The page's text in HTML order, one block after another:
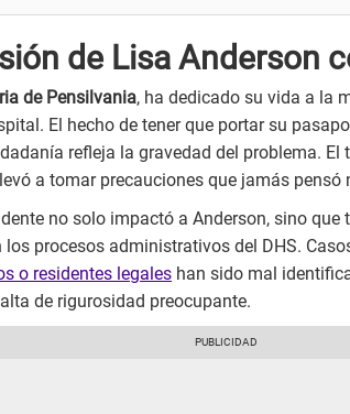
de Lisa Anderson
de Pensilvania, ha dedicado su vida a la
El hecho de tener que portar su
refleja la gravedad del problema. El
a tomar precauciones que jamás pensó
no solo impactó a Anderson, sino que
los procesos administrativos del DHS.
o residentes legales han sido mal
de rigurosidad preocupante.